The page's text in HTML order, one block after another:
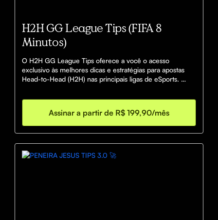
H2H GG League Tips (FIFA 8
Minutos)
O H2H GG League Tips oferece a você o acesso
exclusivo às melhores dicas e estratégias para apostas
Head-to-Head (H2H) nas principais ligas de eSports.
insights de especialistas que irão maximizar suas chances
Assinar a partir de R$ 199,90/mês